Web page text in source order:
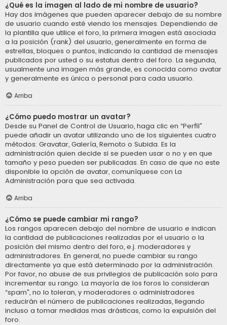
¿Qué es la imagen al lado de mi nombre de usuario?
Hay dos imágenes que pueden aparecer debajo de su nombre
de usuario cuando esté viendo los mensajes. Dependiendo de
la plantilla que utilice el foro, la primera imagen está asociada
a la posición (rank) del usuario, generalmente en forma de
estrellas, bloques o puntos, indicando la cantidad de mensajes
publicados por usted o su estatus dentro del foro. La segunda,
usualmente una imagen más grande, es conocida como avatar
y generalmente es única o personal para cada usuario.
Arriba
¿Cómo puedo mostrar un avatar?
Desde su Panel de Control de Usuario, haga clic en “Perfil”
puede añadir un avatar utilizando uno de los siguientes cuatro
métodos: Gravatar, Galería, Remoto o Subida. Es la
administración quien decide si se pueden usar o no y en que
tamaño y peso pueden ser publicadas. En caso de que no este
disponible la opción de avatar, comuníquese con La
Administración para que sea activada.
Arriba
¿Cómo se puede cambiar mi rango?
Los rangos aparecen debajo del nombre de usuario e indican
la cantidad de publicaciones realizadas por el usuario o la
posición del mismo dentro del foro, e.j. moderadores y
administradores. En general, no puede cambiar su rango
directamente ya que está determinado por la administración.
Por favor, no abuse de sus privilegios de publicación solo para
incrementar su rango. La mayoría de los foros lo consideran
“spam”, no lo toleran, y moderadores o administradores
reducirán el número de publicaciones realizadas, llegando
incluso a tomar medidas mas drásticas, como la expulsión del
foro.